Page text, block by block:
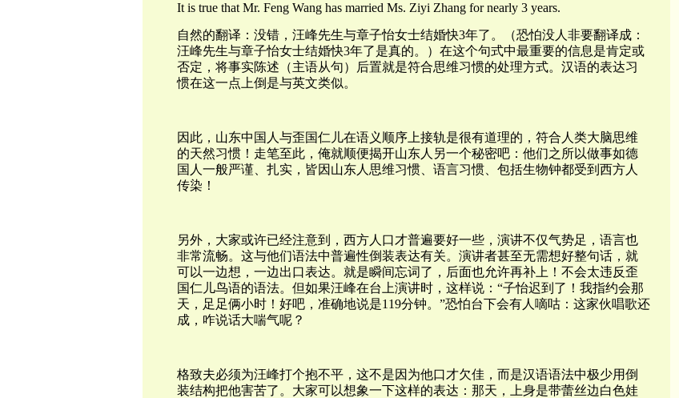
It is true that Mr. Feng Wang has married Ms. Ziyi Zhang for nearly 3 years.
自然的翻译：没错，汪峰先生与章子怡女士结婚快3年了。（恐怕没人非要翻译成：
汪峰先生与章子怡女士结婚快3年了是真的。）在这个句式中最重要的信息是肯定或
否定，将事实陈述（主语从句）后置就是符合思维习惯的处理方式。汉语的表达习
惯在这一点上倒是与英文类似。
因此， 山东中国人与歪国仁儿在语义顺序上接轨是很有道理的，符合人类大脑思维
的天然习惯！走笔至此，俺就顺便揭开山东人另一个秘密吧：他们之所以做事如德
国人一般严谨、扎实，皆因山东人思维习惯、语言习惯、包括生物钟都受到西方人
传染！
另外， 大家或许已经注意到，西方人口才普遍要好一些，演讲不仅气势足，语言也
非常流畅。这与他们语法中普遍性倒装表达有关。演讲者甚至无需想好整句话，就
可以一边想，一边出口表达。就是瞬间忘词了，后面也允许再补上！不会太违反歪
国仁儿鸟语的语法。但如果汪峰在台上演讲时，这样说：“子怡迟到了！我指约会那
天，足足俩小时！好吧，准确地说是119分钟。”恐怕台下会有人嘀咕：这家伙唱歌还
成，咋说话大喘气呢？
格致夫必须为汪峰打个抱不平，这不是因为他口才欠佳，而是汉语语法中极少用倒
装结构把他害苦了。大家可以想象一下这样的表达： 那天，上身是带蕾丝边白色娃